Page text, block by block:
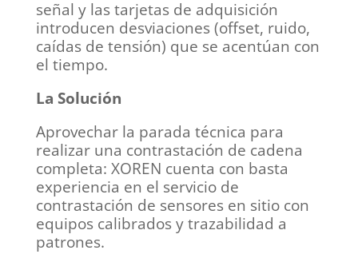
señal y las tarjetas de adquisición
introducen desviaciones (offset, ruido,
caídas de tensión) que se acentúan con
el tiempo.
La Solución
Aprovechar la parada técnica para
realizar una contrastación de cadena
completa: XOREN cuenta con basta
experiencia en el servicio de
contrastación de sensores en sitio con
equipos calibrados y trazabilidad a
patrones.